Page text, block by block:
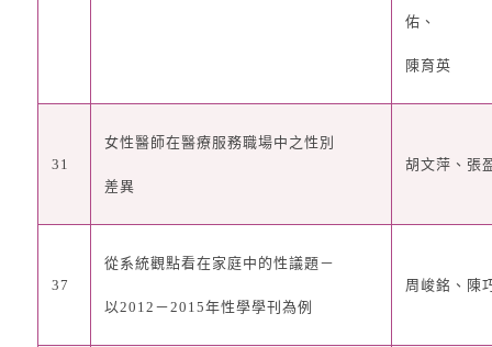
佑、
陳育英
31
女性醫師在醫療服務職場中之性別
差異
胡文萍、張
37
從系統觀點看在家庭中的性議題－
以2012 －2015年性學學刊為例
周峻銘、陳